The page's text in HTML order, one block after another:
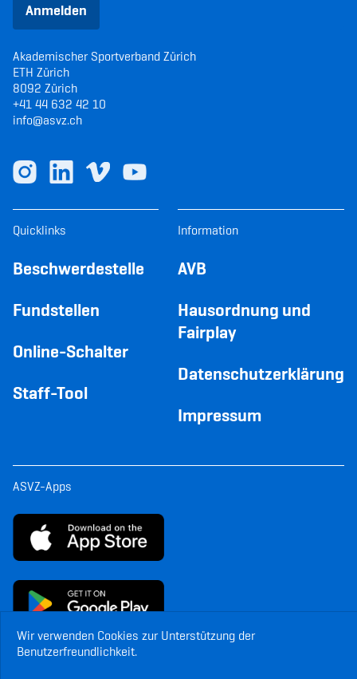
Wir verwenden Cookies zur Unterstützung der
Benutzerfreundlichkeit.
Anmelden
Akademischer Sportverband Zürich
ETH Zürich
8092 Zürich
+41 44 632 42 10
info@asvz.ch
Quicklinks
Beschwerdestelle
Fundstellen
Online-Schalter
Staff-Tool
Information
AVB
Hausordnung und
Fairplay
Datenschutzerklärung
Impressum
ASVZ-Apps